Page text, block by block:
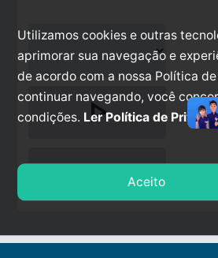
play_arrow
stop
Utilizamos cookies e outras
aprimorar sua navegação e
de acordo com a nossa Política
continuar navegando, você
condições. Ler Política de
Aceito